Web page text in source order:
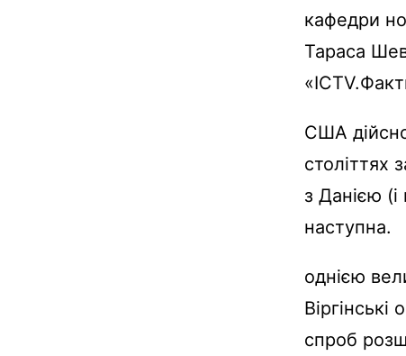
кафедри
Тараса
США
століттях
з Данією (і
наступна.
однією
спроб